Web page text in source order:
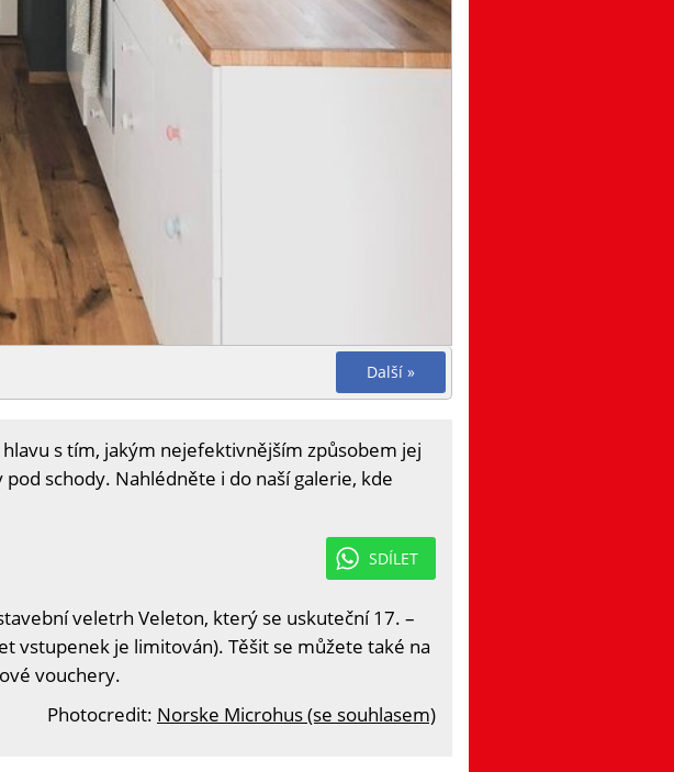
Další »
s tím, jakým nejefektivnějším způsobem jej
schody. Nahlédněte i do naší galerie, kde
SDÍLET
veletrh Veleton, který se uskuteční 17. –
vstupenek je limitován). Těšit se můžete také na
vouchery.
Photocredit: Norske Microhus (se souhlasem)